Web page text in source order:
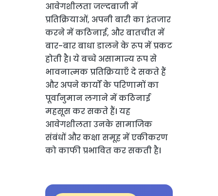
आवेगशीलता जल्दबाजी में
प्रतिक्रियाओं, अपनी बारी का इंतजार
करने में कठिनाई, और बातचीत में
बार-बार बाधा डालने के रूप में प्रकट
होती है। ये बच्चे असामान्य रूप से
भावनात्मक प्रतिक्रियाएँ दे सकते हैं
और अपने कार्यों के परिणामों का
पूर्वानुमान लगाने में कठिनाई
महसूस कर सकते हैं। यह
आवेगशीलता उनके सामाजिक
संबंधों और कक्षा समूह में एकीकरण
को काफी प्रभावित कर सकती है।